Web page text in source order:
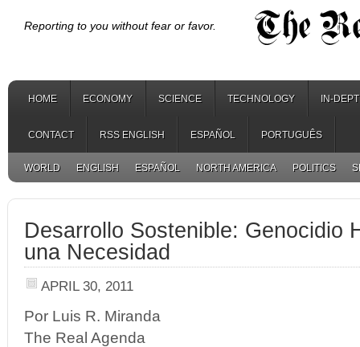
Reporting to you without fear or favor.
HOME ECONOMY SCIENCE TECHNOLOGY IN-
CONTACT RSS ENGLISH ESPAÑOL PORTUGUÊS
WORLD ENGLISH ESPAÑOL NORTH AMERICA POLITICS
Desarrollo Sostenible: Genocidio
una Necesidad
APRIL 30, 2011
Por Luis R. Miranda
The Real Agenda